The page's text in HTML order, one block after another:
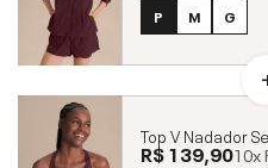
P M G
Top V Nadador
R$ 139,9010x